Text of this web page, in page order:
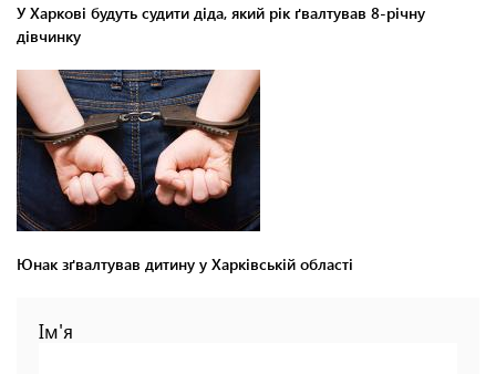
У Харкові будуть судити діда, який рік ґвалтував 8-річну
дівчинку
Юнак зґвалтував дитину у Харківській області
Ім'я